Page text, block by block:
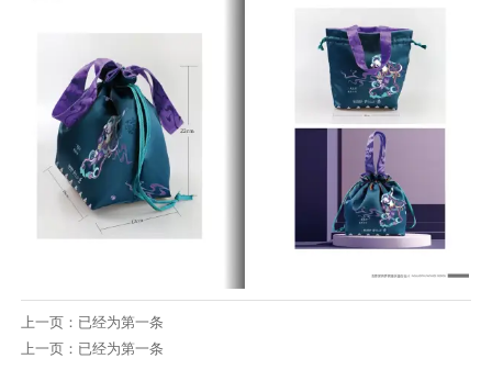
上一页：已经为第一条
上一页：已经为第一条